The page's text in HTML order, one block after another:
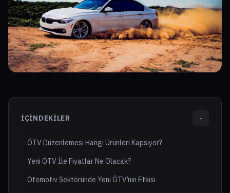
İÇINDEKILER -
ÖTV Düzenlemesi Hangi Ürünleri Kapsıyor?
Yeni ÖTV İle Fiyatlar Ne Olacak?
Otomotiv Sektöründe Yeni ÖTV’nin Etkisi